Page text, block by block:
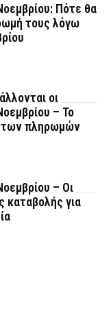
Πότε θα
τους λόγω
οι
– Το
των πληρωμών
– Oι
καταβολής για